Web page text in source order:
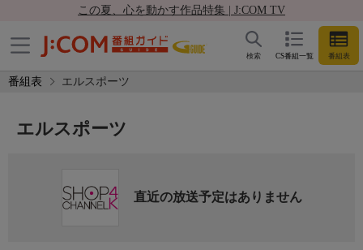
この夏、心を動かす作品特集 | J:COM TV
CS番組一覧 番組表
検索
番組表 エルスポーツ
エルスポーツ
直近の放送予定はありません